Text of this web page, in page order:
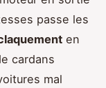
passe les
en
cardans
mal